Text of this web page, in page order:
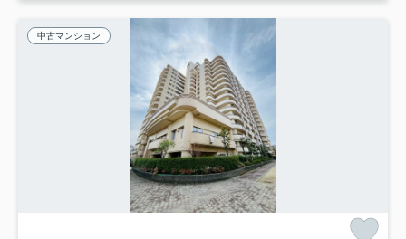
中古マンション